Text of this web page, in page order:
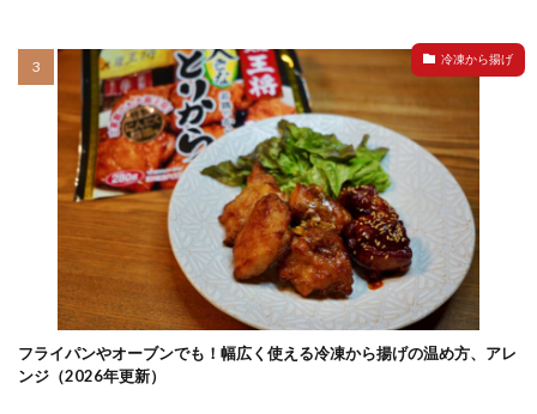
冷凍から揚げ
フライパンやオーブンでも！幅広く使える冷凍から揚げの温め方、アレ
ンジ（2026年更新）